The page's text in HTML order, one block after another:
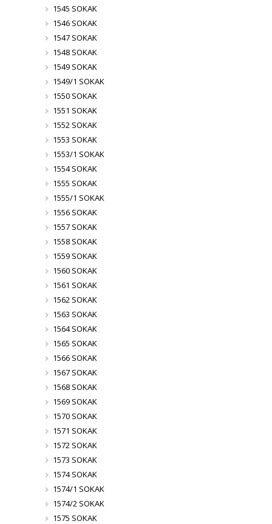
1545 SOKAK
1546 SOKAK
1547 SOKAK
1548 SOKAK
1549 SOKAK
1549/1 SOKAK
1550 SOKAK
1551 SOKAK
1552 SOKAK
1553 SOKAK
1553/1 SOKAK
1554 SOKAK
1555 SOKAK
1555/1 SOKAK
1556 SOKAK
1557 SOKAK
1558 SOKAK
1559 SOKAK
1560 SOKAK
1561 SOKAK
1562 SOKAK
1563 SOKAK
1564 SOKAK
1565 SOKAK
1566 SOKAK
1567 SOKAK
1568 SOKAK
1569 SOKAK
1570 SOKAK
1571 SOKAK
1572 SOKAK
1573 SOKAK
1574 SOKAK
1574/1 SOKAK
1574/2 SOKAK
1575 SOKAK